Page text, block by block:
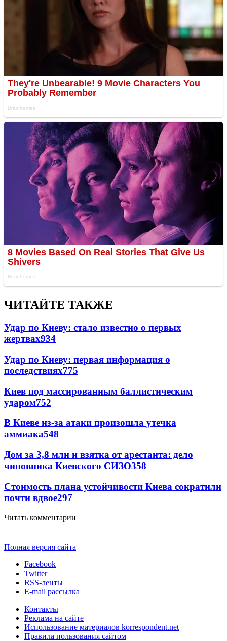
ЧИТАЙТЕ ТАКЖЕ
Удар по Киеву: стало известно о первых
жертвах934
Удар по Киеву: первая информация о
последствиях775
Киев под массированным баллистическим
ударом752
В Киеве из-за атаки произошла утечка
аммиака548
Дом за 3,8 млн и взятка от арестанта: дело
чиновника Киевского СИЗО358
Стоимость плана устойчивости Киева сократили
почти вдвое297
Читать комментарии
Полная версия сайта
Facebook
Twitter
RSS-ленты
E-mail рассылка
Контакты
Реклама на сайте
Использование материалов korrespondent.net
Правила пользования сайтом